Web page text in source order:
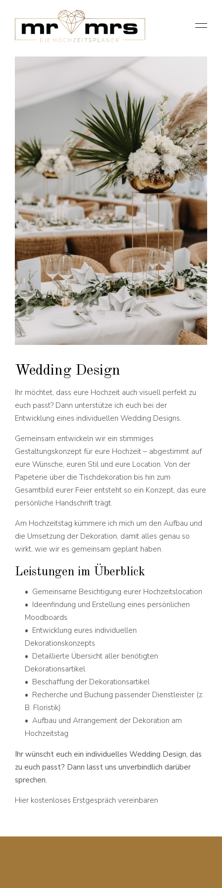
Wedding Design
Ihr möchtet, dass eure Hochzeit auch visuell perfekt zu
euch passt? Dann unterstütze ich euch bei der
Entwicklung eines individuellen Wedding Designs.
Gemeinsam entwickeln wir ein stimmiges
Gestaltungskonzept für eure Hochzeit – abgestimmt auf
eure Wünsche, euren Stil und eure Location. Von der
Papeterie über die Tischdekoration bis hin zum
Gesamtbild eurer Feier entsteht so ein Konzept, das eure
persönliche Handschrift trägt.
Am Hochzeitstag kümmere ich mich um den Aufbau und
die Umsetzung der Dekoration, damit alles genau so
wirkt, wie wir es gemeinsam geplant haben.
Leistungen im Überblick
• Gemeinsame Besichtigung eurer Hochzeitslocation
• Ideenfindung und Erstellung eines persönlichen
Moodboards
• Entwicklung eures individuellen
Dekorationskonzepts
• Detaillierte Übersicht aller benötigten
Dekorationsartikel
• Beschaffung der Dekorationsartikel
• Recherche und Buchung passender Dienstleister (z.
B. Floristik)
• Aufbau und Arrangement der Dekoration am
Hochzeitstag
Ihr wünscht euch ein individuelles Wedding Design, das
zu euch passt? Dann lasst uns unverbindlich darüber
sprechen.
Hier kostenloses Erstgespräch vereinbaren